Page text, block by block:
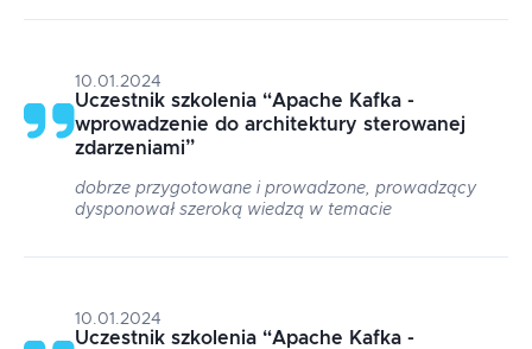
10.01.2024
Uczestnik szkolenia “Apache Kafka -
wprowadzenie do architektury sterowanej
zdarzeniami”
dobrze przygotowane i prowadzone, prowadzący
dysponował szeroką wiedzą w temacie
10.01.2024
Uczestnik szkolenia “Apache Kafka -